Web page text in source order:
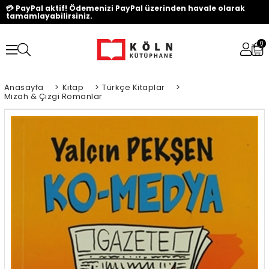
💳 PayPal aktif! Ödemenizi PayPal üzerinden havale olarak
tamamlayabilirsiniz.
0
Anasayfa > Kitap > Türkçe Kitaplar >
Mizah & Çizgi Romanlar